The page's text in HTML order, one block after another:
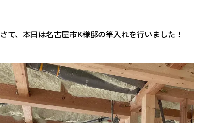
さて、本日は名古屋市K様邸の筆入れを行いました！